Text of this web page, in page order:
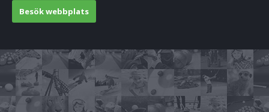
Besök webbplats